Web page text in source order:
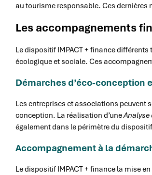
au tourisme responsable. Ces dernières
Les accompagnements
Le dispositif IMPACT + finance
écologique et sociale. Ces
Démarches d’éco-conception
Les entreprises et associations peuvent
conception. La réalisation d’uneAnalyse
également dans le périmètre du
Accompagnement à la
Le dispositif IMPACT + finance la mise